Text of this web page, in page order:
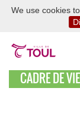
We use cookies
CADRE DE VIE